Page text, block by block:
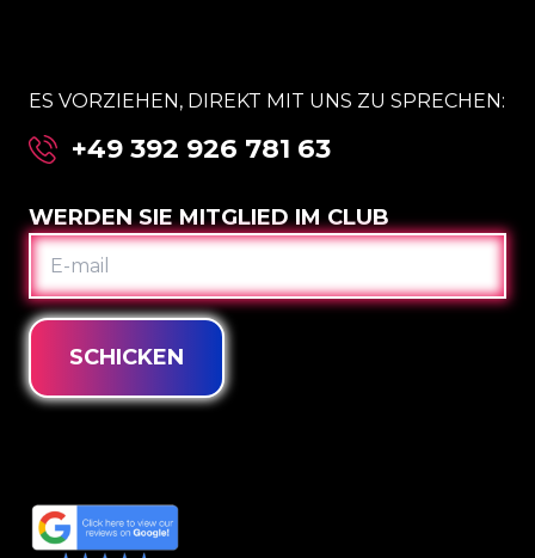
ES VORZIEHEN, DIREKT MIT UNS ZU SPRECHEN:
+49 392 926 781 63
WERDEN SIE MITGLIED IM CLUB
E-
MAIL
SCHICKEN